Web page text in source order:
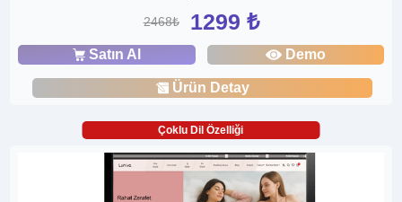
2468₺ 1299 ₺
Satın Al Demo
Ürün Detay
Çoklu Dil Özelliği